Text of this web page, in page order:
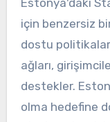
Estonya'daki
için benzersiz
dostu
ağları,
destekler.
olma hedefine